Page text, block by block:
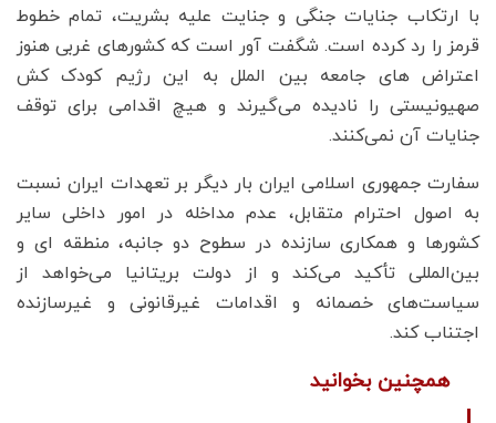
با ارتکاب جنایات جنگی و جنایت علیه بشریت، تمام خطوط
قرمز را رد کرده است. شگفت آور است که کشورهای غربی هنوز
اعتراض های جامعه بین الملل به این رژیم کودک کش
صهیونیستی را نادیده می‌گیرند و هیچ اقدامی ‌برای توقف
جنایات آن نمی‌کنند.
سفارت جمهوری اسلامی ایران بار دیگر بر تعهدات ایران نسبت
به اصول احترام متقابل، عدم مداخله در امور داخلی سایر
کشورها و همکاری‌ سازنده در سطوح دو جانبه، منطقه ای و
بین‌المللی تأکید می‌کند و از دولت بریتانیا می‌خواهد از
سیاست‌های خصمانه و اقدامات غیرقانونی و غیرسازنده
اجتناب کند.
همچنین بخوانید